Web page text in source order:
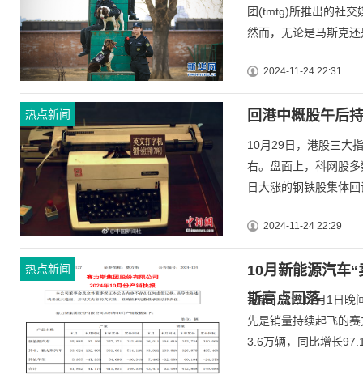
团(tmtg)所推出的社交
然而，无论是马斯克
2024-11-24 22:31
热点新闻 回港中概股午后
10月29日，港股三大
右。盘面上，科网股
日大涨的钢铁股集体
2024-11-24 22:29
热点新闻
10月新能源汽车
斯高点回落
记者 | 沈溦11月1日晚
先是销量持续起飞的
3.6万辆，同比增长